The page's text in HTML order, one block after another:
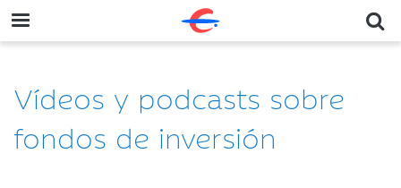
Vídeos y podcasts sobre
fondos de inversión